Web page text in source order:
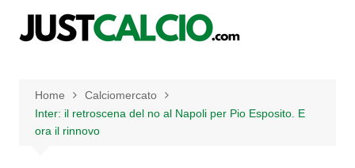
Home
Calciomercato
Inter: il retroscena del no al Napoli per Pio Esposito. E
ora il rinnovo